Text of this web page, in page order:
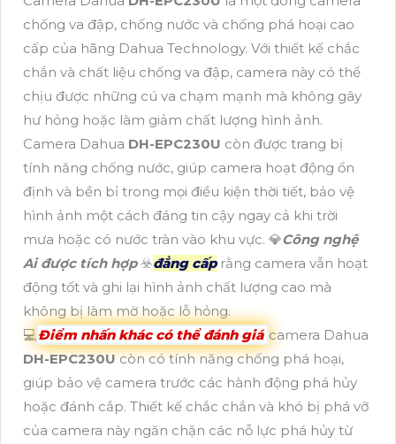
chống va đập, chống nước và chống phá hoại cao
cấp của hãng Dahua Technology. Với thiết kế chắc
chắn và chất liệu chống va đập, camera này có thể
chịu được những cú va chạm mạnh mà không gây
hư hỏng hoặc làm giảm chất lượng hình ảnh.
Camera Dahua DH-EPC230U còn được trang bị
tính năng chống nước, giúp camera hoạt động ổn
định và bền bỉ trong mọi điều kiện thời tiết, bảo vệ
hình ảnh một cách đáng tin cậy ngay cả khi trời
mưa hoặc có nước tràn vào khu vực. 💎Công nghệ
Ai được tích hợp☣️đẳng cấprằng camera vẫn hoạt
động tốt và ghi lại hình ảnh chất lượng cao mà
không bị làm mờ hoặc lỗ hỏng.
💻Điểm nhấn khác có thể đánh giá camera Dahua
DH-EPC230Ucòn có tính năng chống phá hoại,
giúp bảo vệ camera trước các hành động phá hủy
hoặc đánh cắp. Thiết kế chắc chắn và khó bị phá vỡ
của camera này ngăn chặn các nỗ lực phá hủy từ